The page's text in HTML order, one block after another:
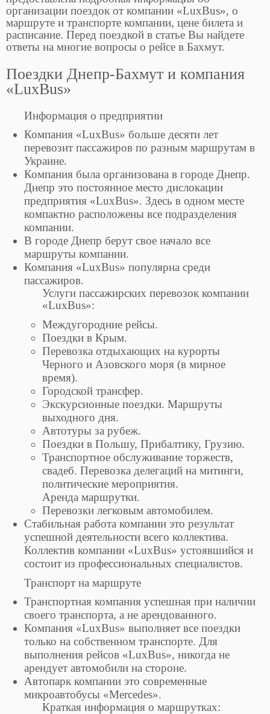
организации поездок от компании «LuxBus», о
маршруте и транспорте компании, цене билета и
расписание. Перед поездкой в статье Вы найдете
ответы на многие вопросы о рейсе в Бахмут.
Поездки Днепр-Бахмут и компания
«LuxBus»
Информация о предприятии
Компания «LuxBus» больше десяти лет
перевозит пассажиров по разным маршрутам в
Украине.
Компания была организована в городе Днепр.
Днепр это постоянное место дислокации
предприятия «LuxBus». Здесь в одном месте
компактно расположены все подразделения
компании.
В городе Днепр берут свое начало все
маршруты компании.
Компания «LuxBus» популярна среди
пассажиров.
Услуги пассажирских перевозок компании
«LuxBus»:
Междугородние рейсы.
Поездки в Крым.
Перевозка отдыхающих на курорты
Черного и Азовского моря (в мирное
время).
Городской трансфер.
Экскурсионные поездки. Маршруты
выходного дня.
Автотуры за рубеж.
Поездки в Польшу, Прибалтику, Грузию.
Транспортное обслуживание торжеств,
свадеб. Перевозка делегаций на митинги,
политические мероприятия.
Аренда маршрутки.
Перевозки легковым автомобилем.
Стабильная работа компании это результат
успешной деятельности всего коллектива.
Коллектив компании «LuxBus» устоявшийся и
состоит из профессиональных специалистов.
Транспорт на маршруте
Транспортная компания успешная при наличии
своего транспорта, а не арендованного.
Компания «LuxBus» выполняет все поездки
только на собственном транспорте. Для
выполнения рейсов «LuxBus», никогда не
арендует автомобили на стороне.
Автопарк компании это современные
микроавтобусы «Mercedes».
Краткая информация о маршрутках: